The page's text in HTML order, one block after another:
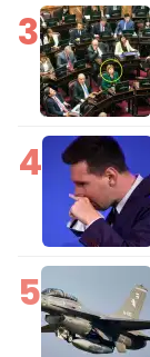
3
4
5